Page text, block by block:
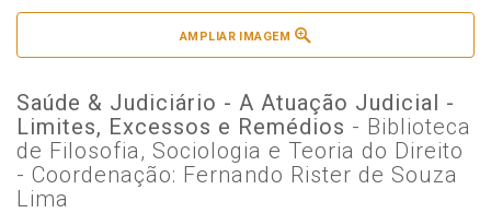
AMPLIAR IMAGEM
Saúde & Judiciário - A Atuação Judicial -
Limites, Excessos e Remédios - Biblioteca
de Filosofia, Sociologia e Teoria do Direito
- Coordenação: Fernando Rister de Souza
Lima